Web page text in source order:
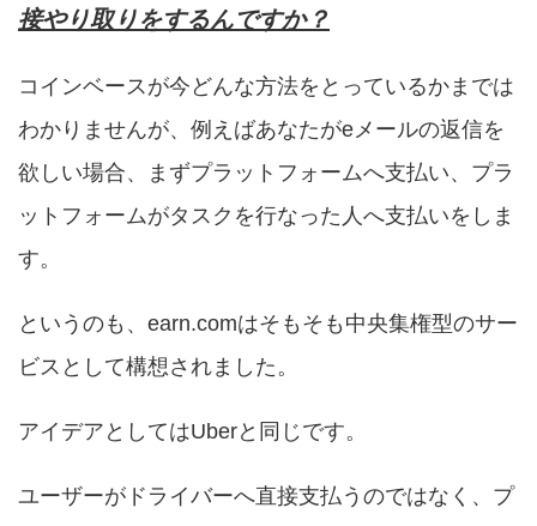
接やり取りをするんですか？
コインベースが今どんな方法をとっているかまでは
わかりませんが、例えばあなたがeメールの返信を
欲しい場合、まずプラットフォームへ支払い、プラ
ットフォームがタスクを行なった人へ支払いをしま
す。
というのも、earn.comはそもそも中央集権型のサー
ビスとして構想されました。
アイデアとしてはUberと同じです。
ユーザーがドライバーへ直接支払うのではなく、プ